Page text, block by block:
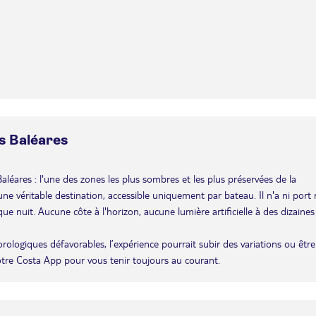
Baléares
: l'une des zones les plus sombres et les plus préservées de la
véritable destination, accessible uniquement par bateau. Il n'a ni port
nuit. Aucune côte à l'horizon, aucune lumière artificielle à des
défavorables, l’expérience pourrait subir des variations ou être
Costa App pour vous tenir toujours au courant.